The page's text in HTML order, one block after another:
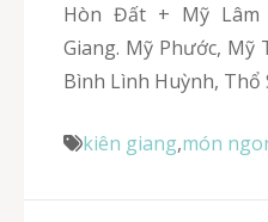
Hòn Đất + Mỹ Lâm
Giang. Mỹ Phước, Mỹ
Bình Lình Huỳnh, Thổ
kiên giang,món